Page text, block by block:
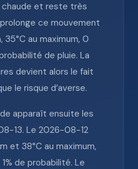
et reste très
ce mouvement
35°C au maximum, 0
de pluie. La
devient alors le fait
le risque d’averse.
apparaît ensuite les
13. Le 2026-08-12
et 38°C au maximum,
de probabilité. Le